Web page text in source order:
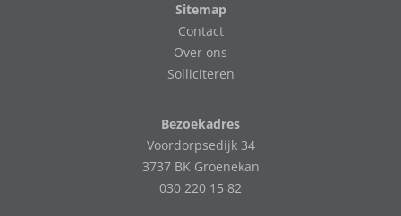
Sitemap
Contact
Over ons
Solliciteren
Bezoekadres
Voordorpsedijk 34
3737 BK Groenekan
030 220 15 82